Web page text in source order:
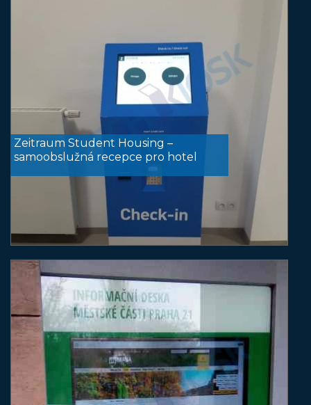
Zeitraum Student Housing –
samoobslužná recepce pro hotel